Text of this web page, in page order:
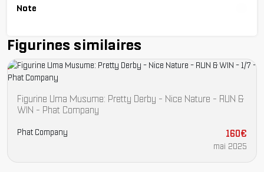
Note
Figurines similaires
Figurine Uma Musume: Pretty Derby - Nice Nature - RUN &
WIN - Phat Company
Phat Company 160€
mai 2025